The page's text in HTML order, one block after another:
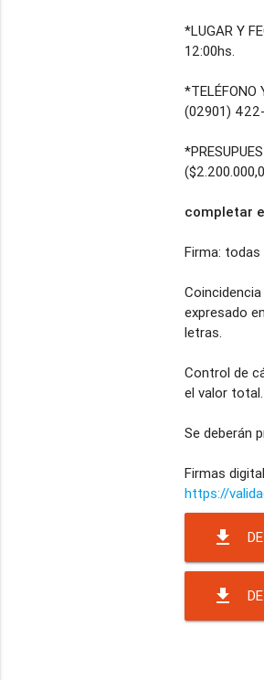
*LUGAR Y
12:00hs.
*TELÉFONO
(02901)
completar
Firma:
expresado
letras.
Control de
el valor
Se deberán
Firmas
https://
file_download
file_download